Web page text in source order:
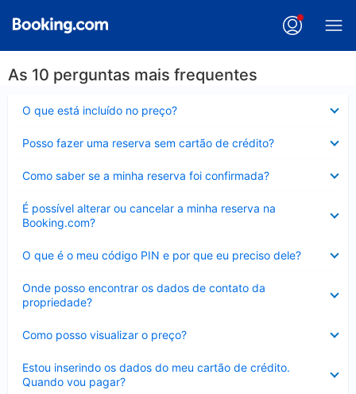
As 10 perguntas mais frequentes
O que está incluído no preço?
Posso fazer uma reserva sem cartão de crédito?
Como saber se a minha reserva foi confirmada?
É possível alterar ou cancelar a minha reserva na
Booking.com?
Contraído
O que é o meu código PIN e por que eu preciso dele?
Onde posso encontrar os dados de contato da
propriedade?
Como posso visualizar o preço?
Estou inserindo os dados do meu cartão de crédito.
Quando vou pagar?